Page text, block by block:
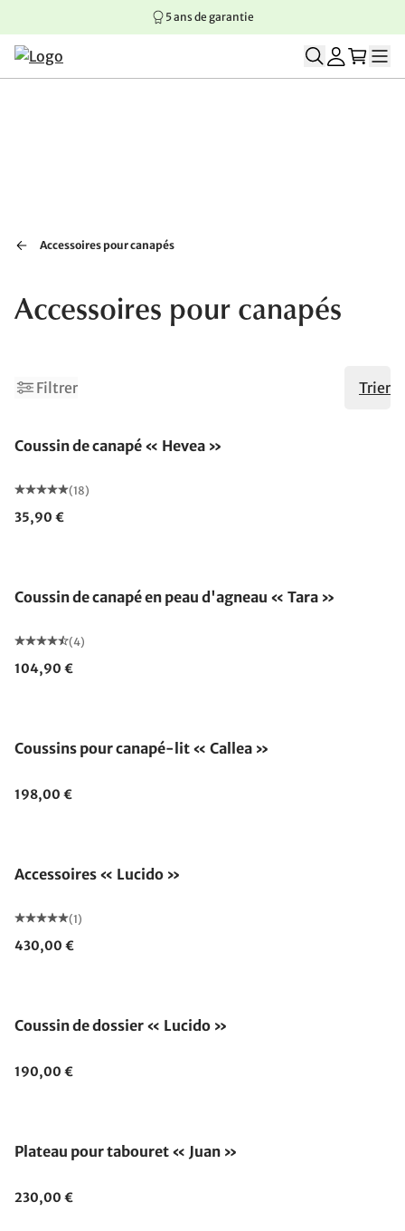
Aller au contenu principal
Aller à la navigation principale
Aller au pied de page
5 ans de garantie
Accessoires pour canapés
Accessoires pour canapés
Filtrer Trier
Coussin de canapé « Hevea »
(18)
35,90 €
Coussin de canapé en peau d'agneau « Tara »
(4)
104,90 €
Coussins pour canapé-lit « Callea »
198,00 €
Accessoires « Lucido »
(1)
430,00 €
Coussin de dossier « Lucido »
190,00 €
Plateau pour tabouret « Juan »
230,00 €